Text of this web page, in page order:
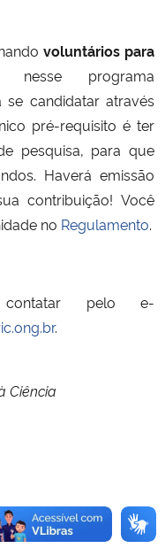
voluntários para
nesse programa
candidatar através
pré-requisito é ter
pesquisa, para que
Haverá emissão
contribuição! Você
no Regulamento.
pelo e-
.
Ciência